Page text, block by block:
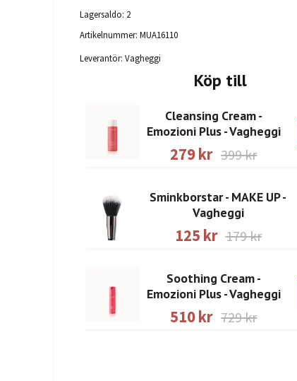
Lagersaldo: 2
Artikelnummer: MUA16110
Leverantör: Vagheggi
Köp till
Cleansing Cream -
Emozioni Plus - Vagheggi
279 kr 399 kr
Sminkborstar - MAKE UP -
Vagheggi
125 kr 179 kr
Soothing Cream -
Emozioni Plus - Vagheggi
510 kr 729 kr